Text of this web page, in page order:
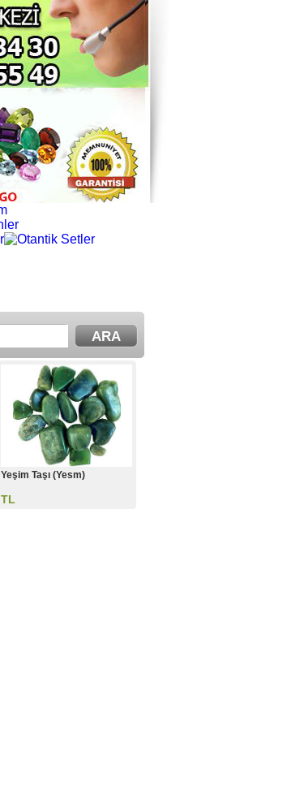
Yeşim Taşı (Yesm)
TL